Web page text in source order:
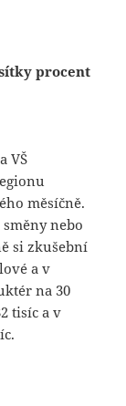
procent
VŠ
měsíčně.
nebo
si zkušební
a v
na 30
tisíc a v